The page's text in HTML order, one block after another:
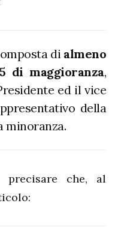
di almeno
5 di maggioranza,
ed il vice
della
minoranza.
precisare che, al